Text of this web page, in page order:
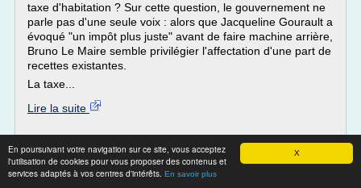
X
En poursuivant votre navigation sur ce site, vous acceptez
l'utilisation de cookies pour vous proposer des contenus et
services adaptés à vos centres d'intérêts. En savoir plus
taxe d'habitation ? Sur cette question, le gouvernement ne
parle pas d'une seule voix : alors que Jacqueline Gourault a
évoqué "un impôt plus juste" avant de faire machine arrière,
Bruno Le Maire semble privilégier l'affectation d'une part de
recettes existantes.
La taxe...
Lire la suite
http://www.lagazettedescommunes.com
Thèmes liés :taux taxe d'habitation/
taux taxe d
habitation/taux d habitation/taxe habitation taux